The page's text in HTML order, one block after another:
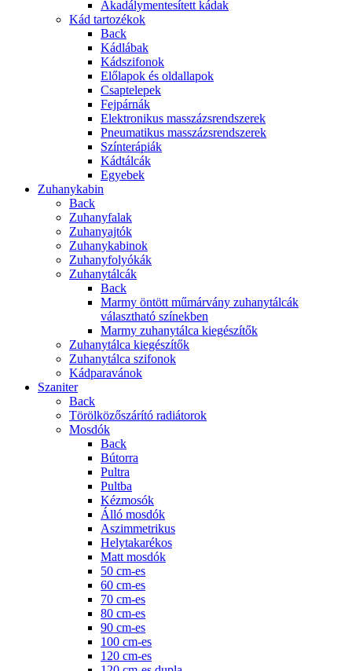
Akadálymentesített kádak
Kád tartozékok
Back
Kádlábak
Kádszifonok
Előlapok és oldallapok
Csaptelepek
Fejpárnák
Elektronikus masszázsrendszerek
Pneumatikus masszázsrendszerek
Színterápiák
Kádtálcák
Egyebek
Zuhanykabin
Back
Zuhanyfalak
Zuhanyajtók
Zuhanykabinok
Zuhanyfolyókák
Zuhanytálcák
Back
Marmy öntött műmárvány zuhanytálcák
választható színekben
Marmy zuhanytálca kiegészítők
Zuhanytálca kiegészítők
Zuhanytálca szifonok
Kádparavánok
Szaniter
Back
Törölközőszárító radiátorok
Mosdók
Back
Bútorra
Pultra
Pultba
Kézmosók
Álló mosdók
Aszimmetrikus
Helytakarékos
Matt mosdók
50 cm-es
60 cm-es
70 cm-es
80 cm-es
90 cm-es
100 cm-es
120 cm-es